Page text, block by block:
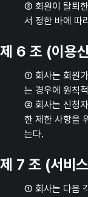
② 회원이 탈퇴
서 정한 바에 따
제 6 조 (이용
① 회사는 회원
는 경우에 원칙
② 회사는 신청
한 제한 사항을
는다.
제 7 조 (서비
① 회사는 다음